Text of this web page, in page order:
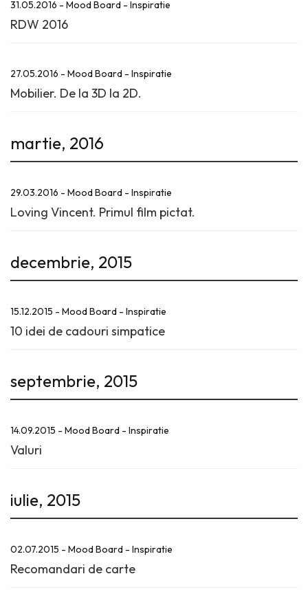
31.05.2016 - Mood Board - Inspiratie
RDW 2016
27.05.2016 - Mood Board - Inspiratie
Mobilier. De la 3D la 2D.
martie, 2016
29.03.2016 - Mood Board - Inspiratie
Loving Vincent. Primul film pictat.
decembrie, 2015
15.12.2015 - Mood Board - Inspiratie
10 idei de cadouri simpatice
septembrie, 2015
14.09.2015 - Mood Board - Inspiratie
Valuri
iulie, 2015
02.07.2015 - Mood Board - Inspiratie
Recomandari de carte